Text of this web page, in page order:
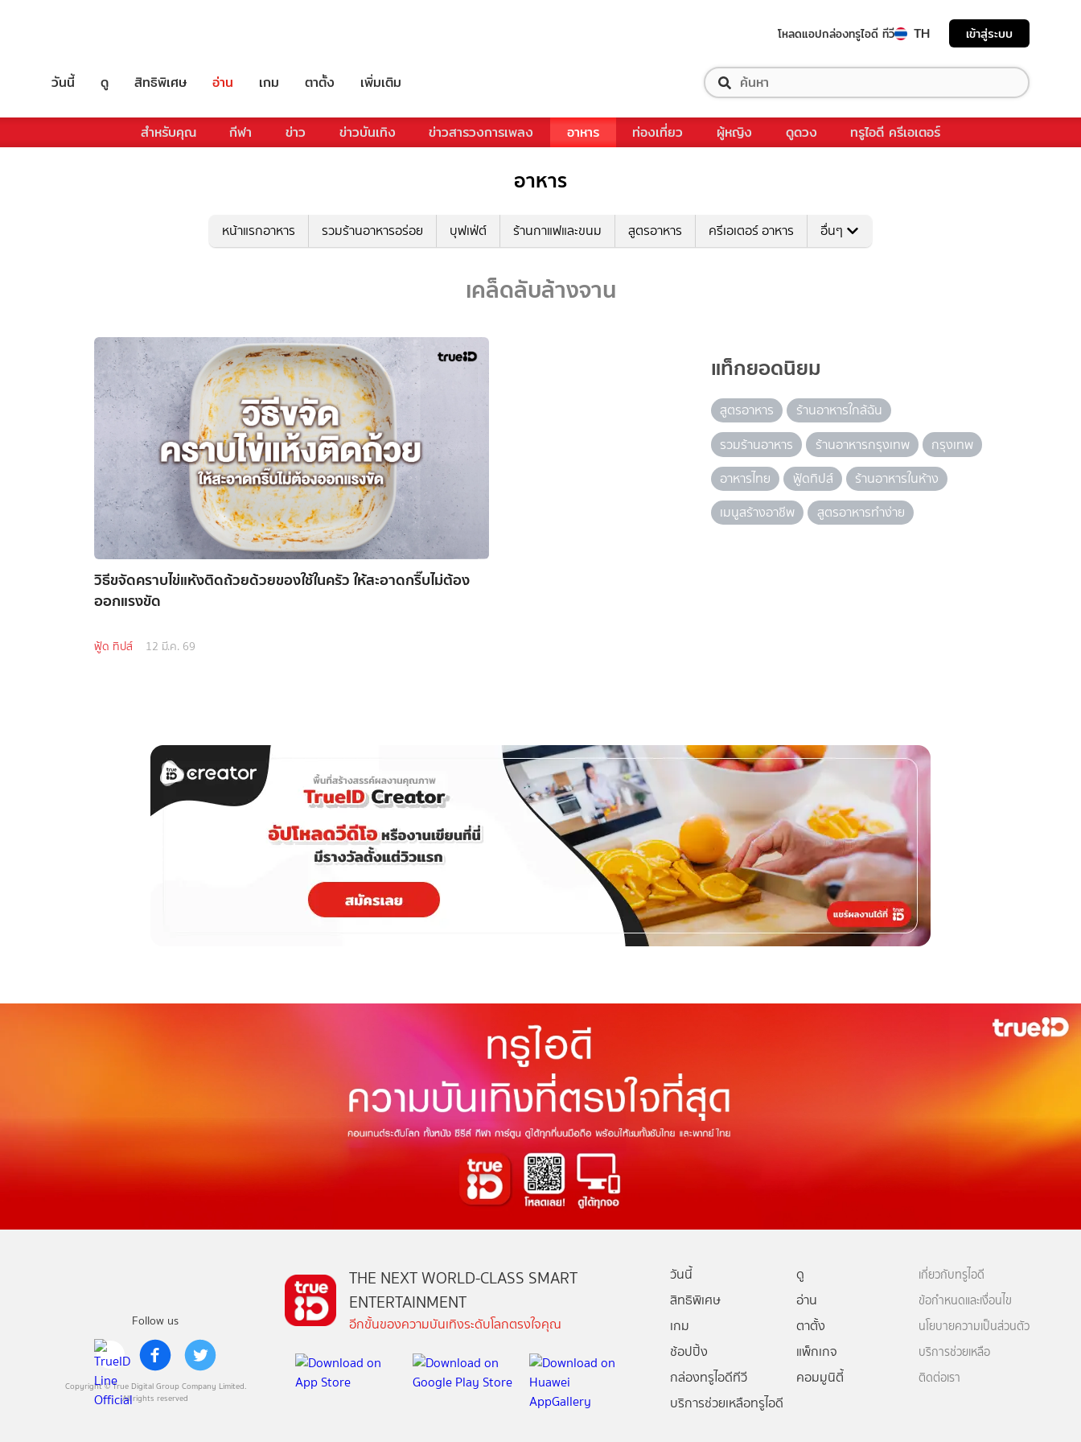
โหลดแอปกล่องทรูไอดี ทีวี TH เข้าสู่ระบบ
วันนี้ ดู สิทธิพิเศษ อ่าน เกม ตาตั้ง เพิ่มเติม
สำหรับคุณ กีฬา ข่าว ข่าวบันเทิง ข่าวสารวงการเพลง อาหาร ท่องเที่ยว ผู้หญิง ดูดวง ทรูไอดี ครีเอเตอร์
อาหาร
หน้าแรกอาหาร รวมร้านอาหารอร่อย บุฟเฟ่ต์ ร้านกาแฟและขนม สูตรอาหาร ครีเอเตอร์ อาหาร อื่นๆ
เคล็ดลับล้างจาน
วิธีขจัดคราบไข่แห้งติดถ้วยด้วยของใช้ในครัว ให้สะอาดกริ๊บไม่ต้อง
ออกแรงขัด
ฟู้ด ทิปส์ 12 มี.ค. 69
แท็กยอดนิยม
สูตรอาหาร
ร้านอาหารใกล้ฉัน
รวมร้านอาหาร
ร้านอาหารกรุงเทพ
กรุงเทพ
อาหารไทย
ฟู้ดทิปส์
ร้านอาหารในห้าง
เมนูสร้างอาชีพ
สูตรอาหารทำง่าย
Follow us
Copyright © True Digital Group Company Limited.
All rights reserved
THE NEXT WORLD-CLASS SMART
ENTERTAINMENT
อีกขั้นของความบันเทิงระดับโลกตรงใจคุณ
วันนี้
ดู
สิทธิพิเศษ
อ่าน
เกม
ตาตั้ง
ช้อปปิ้ง
แพ็กเกจ
กล่องทรูไอดีทีวี
คอมมูนิตี้
บริการช่วยเหลือทรูไอดี
เกี่ยวกับทรูไอดี
ข้อกำหนดและเงื่อนไข
นโยบายความเป็นส่วนตัว
บริการช่วยเหลือ
ติดต่อเรา